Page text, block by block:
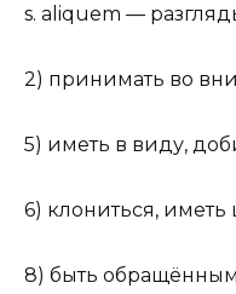
s. aliquem —
2) принимать во
5) иметь в виду,
6) клониться,
8) быть